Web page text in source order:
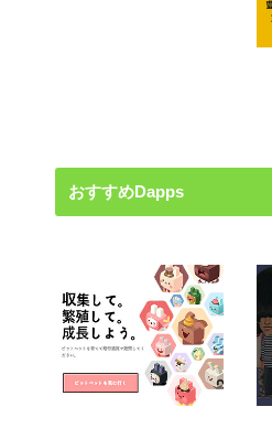
おすすめDapps